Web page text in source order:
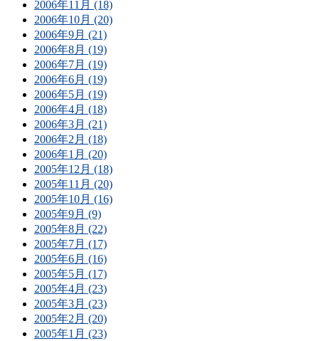
2006年11月 (18)
2006年10月 (20)
2006年9月 (21)
2006年8月 (19)
2006年7月 (19)
2006年6月 (19)
2006年5月 (19)
2006年4月 (18)
2006年3月 (21)
2006年2月 (18)
2006年1月 (20)
2005年12月 (18)
2005年11月 (20)
2005年10月 (16)
2005年9月 (9)
2005年8月 (22)
2005年7月 (17)
2005年6月 (16)
2005年5月 (17)
2005年4月 (23)
2005年3月 (23)
2005年2月 (20)
2005年1月 (23)